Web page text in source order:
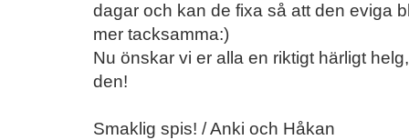
dagar och kan de fixa så att den eviga
mer tacksamma:)
Nu önskar vi er alla en riktigt härligt
den!
Smaklig spis! / Anki och Håkan